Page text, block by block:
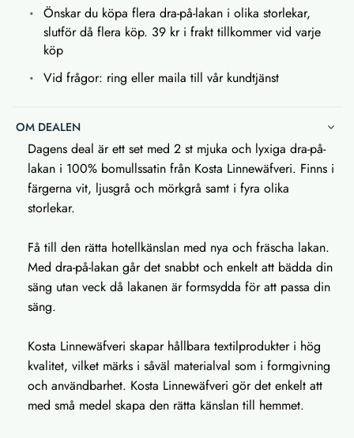
Önskar du köpa flera dra-på-lakan i olika storlekar,
slutför då flera köp. 39 kr i frakt tillkommer vid varje
köp
Vid frågor: ring eller maila till vår kundtjänst
OM DEALEN
Dagens deal är ett set med 2 st mjuka och lyxiga dra-på-
lakan i 100% bomullssatin från Kosta Linnewäfveri. Finns i
färgerna vit, ljusgrå och mörkgrå samt i fyra olika
storlekar.
Få till den rätta hotellkänslan med nya och fräscha lakan.
Med dra-på-lakan går det snabbt och enkelt att bädda din
säng utan veck då lakanen är formsydda för att passa din
säng.
Kosta Linnewäfveri skapar hållbara textilprodukter i hög
kvalitet, vilket märks i såväl materialval som i formgivning
och användbarhet. Kosta Linnewäfveri gör det enkelt att
med små medel skapa den rätta känslan till hemmet.